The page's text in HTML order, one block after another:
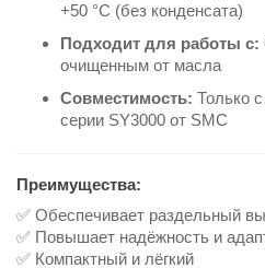
+50 °C (без конденсата)
Подходит для работы с:
очищенным от масла
Совместимость: Только
серии SY3000 от SMC
Преимущества:
✅ Обеспечивает раздельный
✅ Повышает надёжность и
✅ Компактный и лёгкий